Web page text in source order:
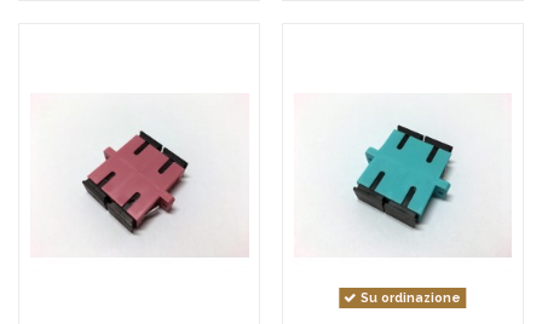
Su ordinazione